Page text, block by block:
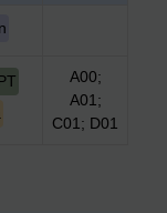
A00;
A01;
C01; D01